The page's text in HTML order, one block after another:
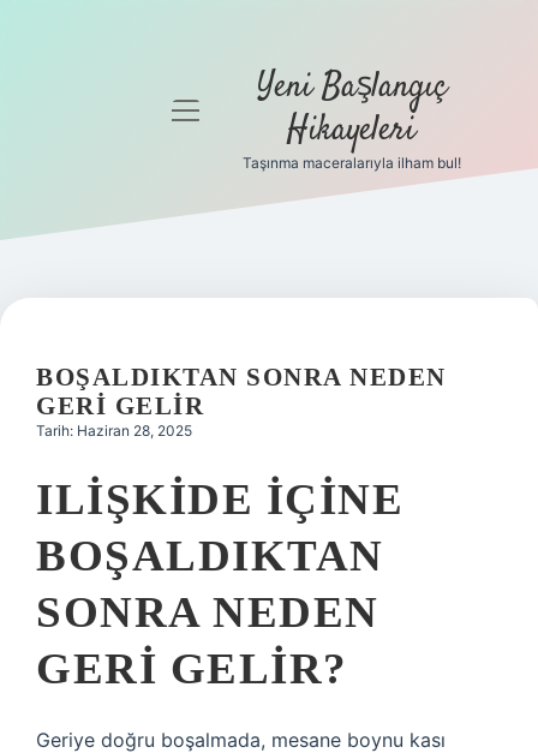
Gizlilik
Hakkımızda
menüyü
Yeni Başlangıç
Hikayeleri
Taşınma maceralarıyla ilham bul!
BOŞALDIKTAN SONRA NEDEN
GERI GELIR
Tarih: Haziran 28, 2025
ILIŞKIDE IÇINE
BOŞALDIKTAN
SONRA NEDEN
GERI GELIR?
Geriye doğru boşalmada, mesane boynu kası